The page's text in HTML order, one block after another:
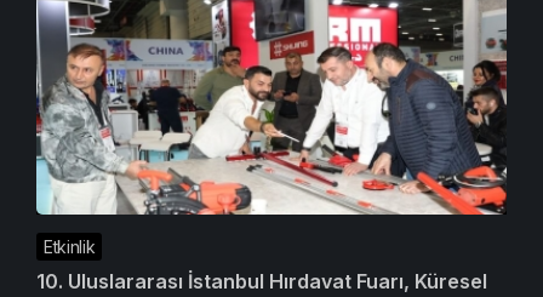
Etkinlik
10. Uluslararası İstanbul Hırdavat Fuarı, Küresel